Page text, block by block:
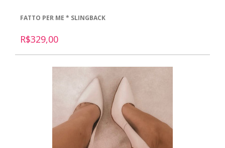
FATTO PER ME * SLINGBACK
R$329,00